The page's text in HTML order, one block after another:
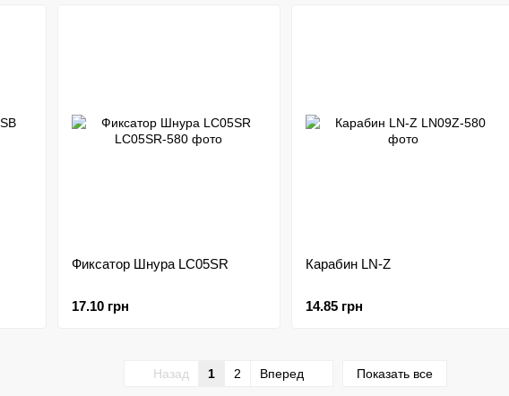
Фиксатор Шнура LC05SR
17.10 грн
Карабин LN-Z
14.85 грн
Назад 1 2 Вперед Показать все